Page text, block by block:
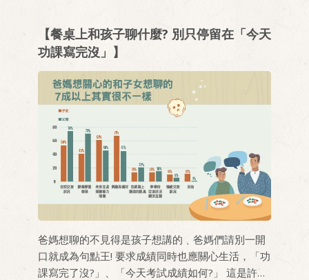
【餐桌上和孩子聊什麼? 別只停留在「今天
功課寫完沒」】
爸媽想聊的不見得是孩子想講的﹑爸媽們請別一開
口就成為句點王! 要求成績同時也應關心生活，「功
課寫完了沒?」、「今天考試成績如何?」 這是許多